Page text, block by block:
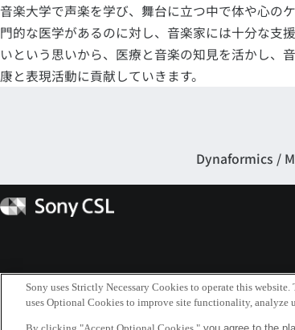
音楽大学で声楽を学び、舞台に立つ中で体や心の
門的な医学があるのに対し、音楽家には十分な支
いという思いから、医療と音楽の知見を活かし、
康と表現活動に貢献していきます。
Dynaformics
Sony
CSL
Sony uses Strictly Necessary Cookies to operate this
uses Optional Cookies to improve site functionality, analyze